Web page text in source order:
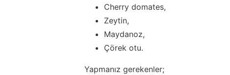
Cherry domates,
Zeytin,
Maydanoz,
Çörek otu.
Yapmanız gerekenler;